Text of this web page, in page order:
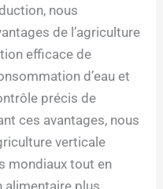
nous
de l’agriculture
efficace de
d’eau et
précis de
ces avantages, nous
verticale
mondiaux tout en